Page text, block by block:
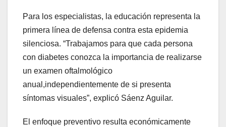
Para los especialistas, la educación representa la
primera línea de defensa contra esta epidemia
silenciosa. “Trabajamos para que cada persona
con diabetes conozca la importancia de realizarse
un examen oftalmológico
anual,independientemente de si presenta
síntomas visuales”, explicó Sáenz Aguilar.
El enfoque preventivo resulta económicamente